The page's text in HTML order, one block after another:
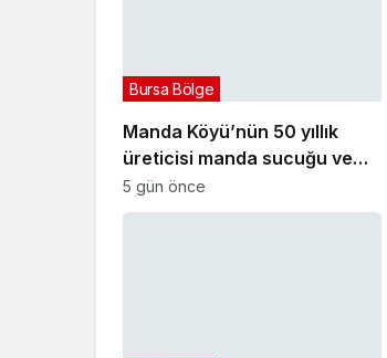
Manda Köyü’nün 50 yıllık
üreticisi manda sucuğu ve
yoğurduyla fark oluşturdu
Bursa Bölge
5 gün önce